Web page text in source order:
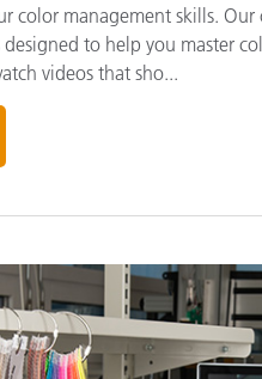
color management skills.
to help you master
videos that sho...